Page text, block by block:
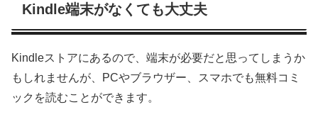
Kindle端末がなくても大丈夫
Kindleストアにあるので、端末が必要だと思ってしまうか
もしれませんが、PCやブラウザー、スマホでも無料コミ
ックを読むことができます。